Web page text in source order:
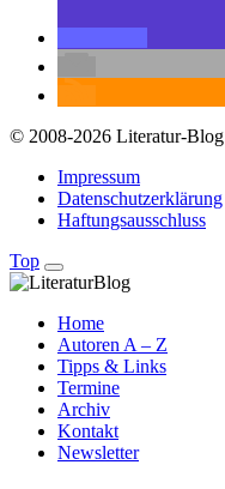
© 2008-2026 Literatur-Blog
Impressum
Datenschutzerklärung
Haftungsausschluss
Top
Home
Autoren A – Z
Tipps & Links
Termine
Archiv
Kontakt
Newsletter